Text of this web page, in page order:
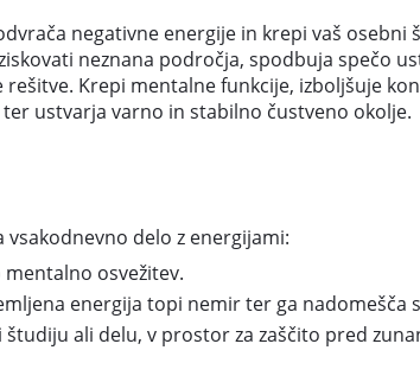
negativne energije in krepi vaš
neznana področja, spodbuja spečo
Krepi mentalne funkcije, izboljšuje
ustvarja varno in stabilno čustveno okolje.
delo z energijami:
osvežitev.
energija topi nemir ter ga
ali delu, v prostor za zaščito pred